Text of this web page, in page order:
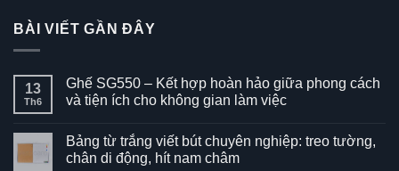
BÀI VIẾT GẦN ĐÂY
13
Th6
Ghế SG550 – Kết hợp hoàn hảo giữa phong cách
và tiện ích cho không gian làm việc
bình
luận
ở
Bảng từ trắng viết bút chuyên nghiệp: treo tường,
chân di động, hít nam châm